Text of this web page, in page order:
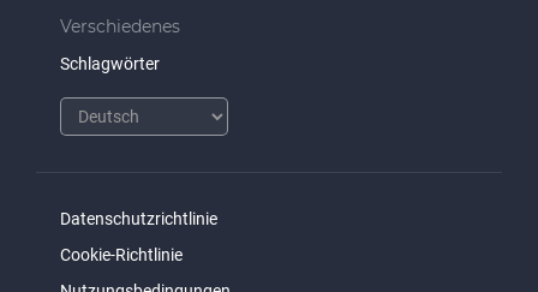
Verschiedenes
Schlagwörter
Datenschutzrichtlinie
Cookie-Richtlinie